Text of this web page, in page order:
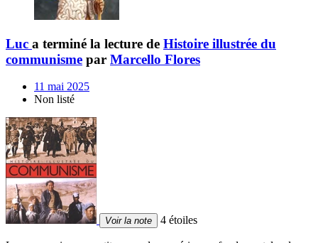
Luc a terminé la lecture de Histoire illustrée du
communisme par Marcello Flores
11 mai 2025
Non listé
Voir la note 4 étoiles